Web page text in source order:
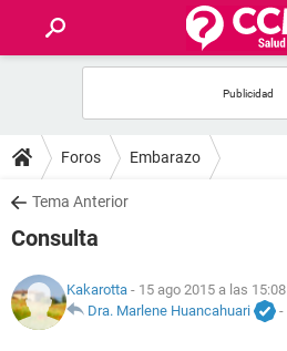
FOROS
SALUD
NUTRICIÓN
Foros Embarazo
Tema Anterior
Consulta
Kakarotta - 15 ago 2015 a las 15:08
Dra. Marlene Huancahuari
-